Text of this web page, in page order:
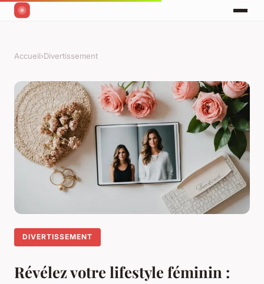
Accueil›Divertissement
DIVERTISSEMENT
Révélez votre lifestyle féminin :